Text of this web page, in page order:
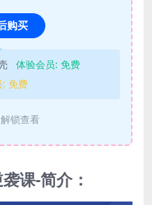
购买
体验会员: 免费
: 免费
锁查看
课-简介：